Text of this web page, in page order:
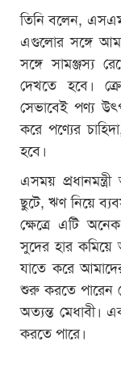
তিনি বলেন,
এগুলোর সঙ্গে
সঙ্গে সামঞ্জস্য
দেখতে হবে।
সেভাবেই পণ্য
করে পণ্যের
হবে।
এসময়
ছুটে, ঋণ নিয়ে
ক্ষেত্রে এটি
সুদের হার কমিয়ে
যাতে করে
শুরু করতে পারেন
অত্যন্ত মেধাবী।
করতে পারে।